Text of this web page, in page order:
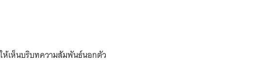
เห็นบริบทความสัมพันธ์นอกตัว